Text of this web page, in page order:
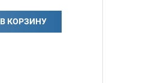
В КОРЗИНУ